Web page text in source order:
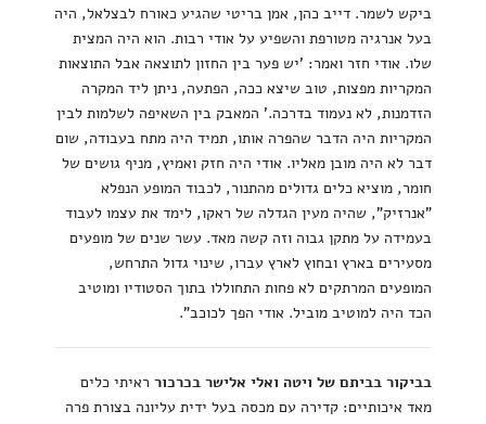
ביקש לשמר. דייב כהן, אמן בריטי שהגיע כאורח לבצלאל, היה
בעל אנרגיה מטורפת והשפיע על אודי רבות. הוא היה המצית
שלו. אודי חזר ואמר: 'יש פער בין החזון לתוצאה אבל התוצאות
המקריות מפצות, טוב שיצא ככה, הפתעה, ניתן ליד המקרה
הזדמנות, לא נעמוד בדרכה.' המאבק בין השאיפה לשלמות לבין
המקריות היה הדבר שהפרה אותו, תמיד היה מתח בעבודה, שום
דבר לא היה מובן מאליו. אודי היה חזק ואמיץ, מניף גושים של
חומר, מוציא כלים גדולים מהתנור, לכבוד המופע הנפלא
"אנרזיק", שהיה מעין הגדלה של ראקו, לימד את עצמו לעבוד
בעמידה על מתקן גבוה וזה קשה מאד. עשר שנים של מופעים
מסעירים בארץ ובחוץ לארץ עברו, שינוי גדול התרחש,
המופעים המרתקים לא פחות התחוללו בתוך הסטודיו ומוטיב
הכד היה למוטיב מוביל. אודי הפך לכוכב".
בביקור בביתם של ויטה ואלי אלישר בכרכור ראיתי כלים
מאד איכותיים: קדירה עם מכסה בעל ידית עליונה בצורת פרה